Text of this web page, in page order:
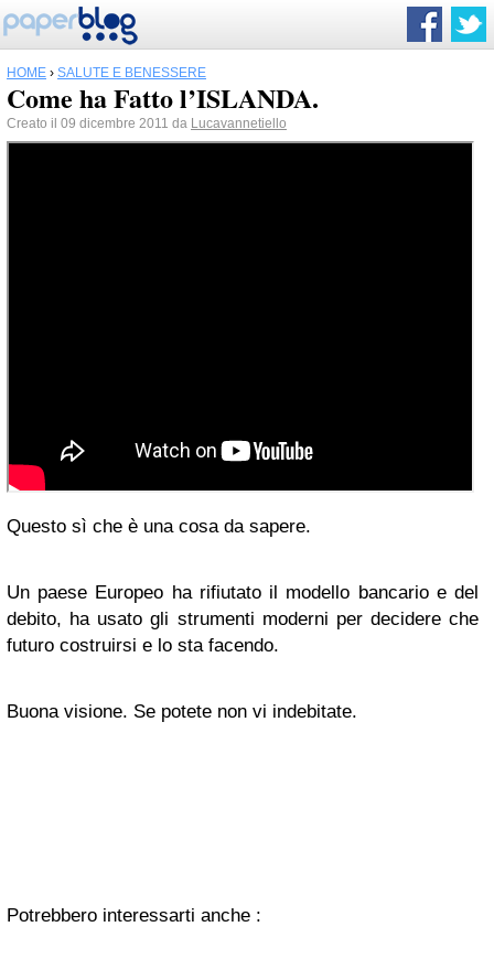
HOME › SALUTE E BENESSERE
Come ha Fatto l’ISLANDA.
Creato il 09 dicembre 2011 da Lucavannetiello
Questo sì che è una cosa da sapere.
Un paese Europeo ha rifiutato il modello bancario e del
debito, ha usato gli strumenti moderni per decidere che
futuro costruirsi e lo sta facendo.
Buona visione. Se potete non vi indebitate.
Potrebbero interessarti anche :